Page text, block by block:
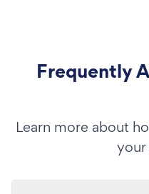
Frequently
Learn more about
your